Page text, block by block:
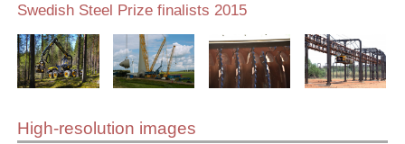
Swedish Steel Prize finalists 2015
High-resolution images